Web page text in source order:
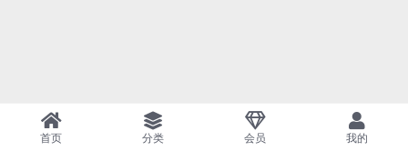
首页 分类 会员 我的